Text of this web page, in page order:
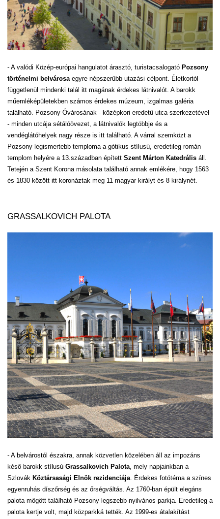
- A valódi Közép-európai hangulatot árasztó, turistacsalogató Pozsony
történelmi belvárosaegyre népszerűbb utazási célpont. Életkortól
függetlenül mindenki talál itt magának érdekes látnivalót. A barokk
műemléképületekben számos érdekes múzeum, izgalmas galéria
található. Pozsony Óvárosának - középkori eredetű utca szerkezetével
- minden utcája sétálóövezet, a látnivalók legtöbbje és a
vendéglátóhelyek nagy része is itt található. A várral szemközt a
Pozsony legismertebb temploma a gótikus stílusú, eredetileg román
templom helyére a 13.században épített Szent Márton Katedrális áll.
Tetején a Szent Korona másolata található annak emlékére, hogy 1563
és 1830 között itt koronáztak meg 11 magyar királyt és 8 királynét.
GRASSALKOVICH PALOTA
- A belvárostól északra, annak közvetlen közelében áll az impozáns
késő barokk stílusú Grassalkovich Palota, mely napjainkban a
Szlovák Köztársasági Elnök rezidenciája. Érdekes fotótéma a színes
egyenruhás díszőrség és az őrségváltás. Az 1760-ban épült elegáns
palota mögött található Pozsony legszebb nyilvános parkja. Eredetileg a
palota kertje volt, majd közparkká tették. Az 1999-es átalakítást